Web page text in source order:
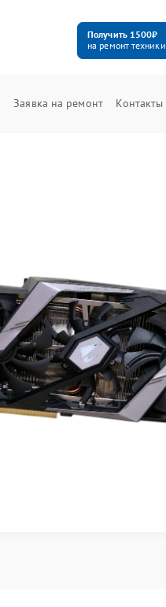
Получить 1500₽
на ремонт техники
Заявка на ремонт Контакты